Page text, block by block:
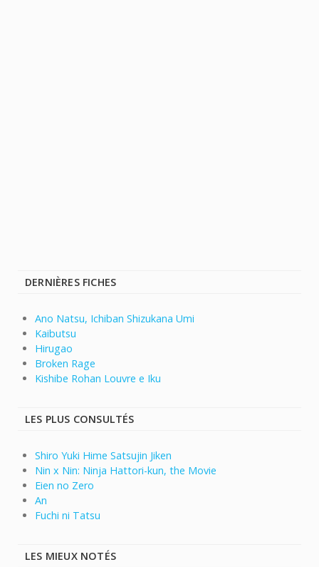
DERNIÈRES FICHES
Ano Natsu, Ichiban Shizukana Umi
Kaibutsu
Hirugao
Broken Rage
Kishibe Rohan Louvre e Iku
LES PLUS CONSULTÉS
Shiro Yuki Hime Satsujin Jiken
Nin x Nin: Ninja Hattori-kun, the Movie
Eien no Zero
An
Fuchi ni Tatsu
LES MIEUX NOTÉS